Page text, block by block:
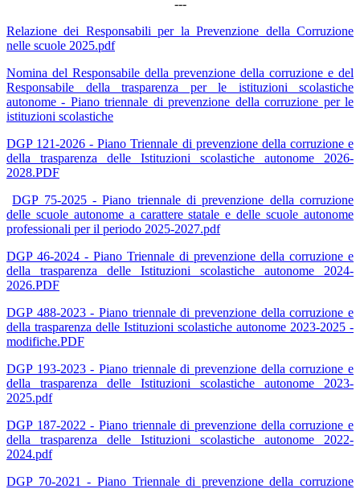
---
Relazione dei Responsabili per la Prevenzione della Corruzione
nelle scuole 2025.pdf
Nomina del Responsabile della prevenzione della corruzione e del
Responsabile della trasparenza per le istituzioni scolastiche
autonome - Piano triennale di prevenzione della corruzione per le
istituzioni scolastiche
DGP 121-2026 - Piano Triennale di prevenzione della corruzione e
della trasparenza delle Istituzioni scolastiche autonome 2026-
2028.PDF
DGP 75-2025 - Piano triennale di prevenzione della corruzione
delle scuole autonome a carattere statale e delle scuole autonome
professionali per il periodo 2025-2027.pdf
DGP 46-2024 - Piano Triennale di prevenzione della corruzione e
della trasparenza delle Istituzioni scolastiche autonome 2024-
2026.PDF
DGP 488-2023 - Piano triennale di prevenzione della corruzione e
della trasparenza delle Istituzioni scolastiche autonome 2023-2025 -
modifiche.PDF
DGP 193-2023 - Piano triennale di prevenzione della corruzione e
della trasparenza delle Istituzioni scolastiche autonome 2023-
2025.pdf
DGP 187-2022 - Piano triennale di prevenzione della corruzione e
della trasparenza delle Istituzioni scolastiche autonome 2022-
2024.pdf
DGP 70-2021 - Piano Triennale di prevenzione della corruzione